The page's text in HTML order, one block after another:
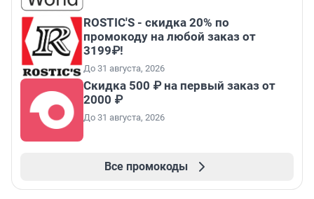
ROSTIC'S - скидка 20% по
промокоду на любой заказ от
3199₽!
До 31 августа, 2026
Скидка 500 ₽ на первый заказ от
2000 ₽
До 31 августа, 2026
Все промокоды